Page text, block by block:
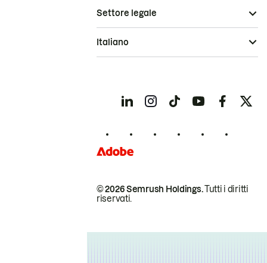
© 2026 Semrush Holdings.Tutti i diritti
riservati.
Settore legale
Italiano